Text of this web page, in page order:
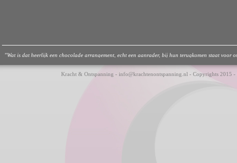
"Wat is dat heerlijk een chocolade arrangement, echt een aanrader, bij hun terugkomen staat voor
Kracht & Ontspanning - info@krachtenontspanning.nl - Copyrights 2015 -